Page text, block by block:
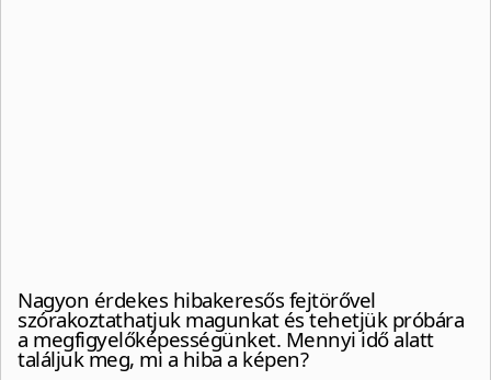
Nagyon érdekes hibakeresős fejtörővel
szórakoztathatjuk magunkat és tehetjük próbára
a megfigyelőképességünket. Mennyi idő alatt
találjuk meg, mi a hiba a képen?